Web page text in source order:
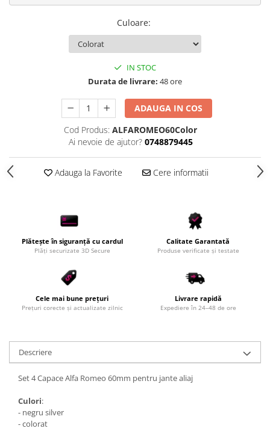
Scule Vulcanizare
Accesorii Telefon
Instrumente de scris premium
Culoare:
IN STOC
Durata de livrare: 48 ore
ADAUGA IN COS
Cod Produs: ALFAROMEO60Color
Ai nevoie de ajutor? 0748879445
Adauga la Favorite Cere informatii
Plătește în siguranță cu cardul
Plăți securizate 3D Secure
Calitate Garantată
Produse verificate și testate
Cele mai bune prețuri
Prețuri corecte și actualizate zilnic
Livrare rapidă
Expediere în 24–48 de ore
Descriere
Set 4 Capace Alfa Romeo 60mm pentru jante aliaj
Culori:
- negru silver
- colorat